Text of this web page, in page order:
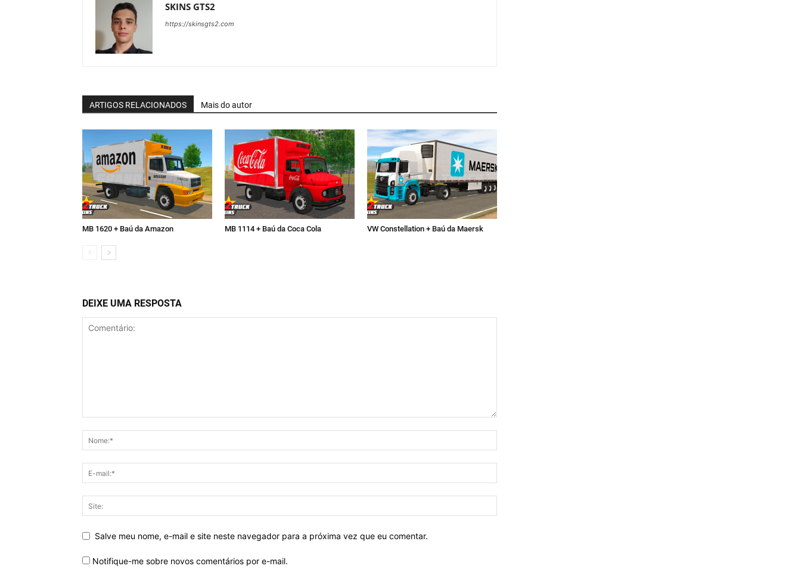
SKINS GTS2
https://skinsgts2.com
ARTIGOS RELACIONADOS Mais do autor
MB 1620 + Baú da Amazon MB 1114 + Baú da Coca Cola VW Constellation + Baú da Maersk
DEIXE UMA RESPOSTA
Salve meu nome, e-mail e site neste navegador para a próxima vez que eu comentar.
Notifique-me sobre novos comentários por e-mail.